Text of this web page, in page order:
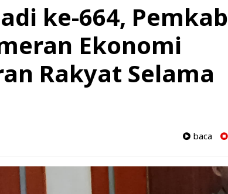
ke-664, Pemkab
Ekonomi
Rakyat Selama
baca